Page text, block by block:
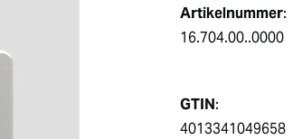
Artikelnummer:
16.704.00..0000
GTIN:
4013341049658